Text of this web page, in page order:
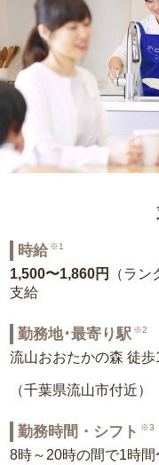
時給 ※1
1,500〜1,860円
（ラ
支給
勤務地･最寄り駅 ※2
流山おおたかの森 徒歩
（千葉県流山市付近）
勤務時間・シフト ※3
8時～20時の間で1時